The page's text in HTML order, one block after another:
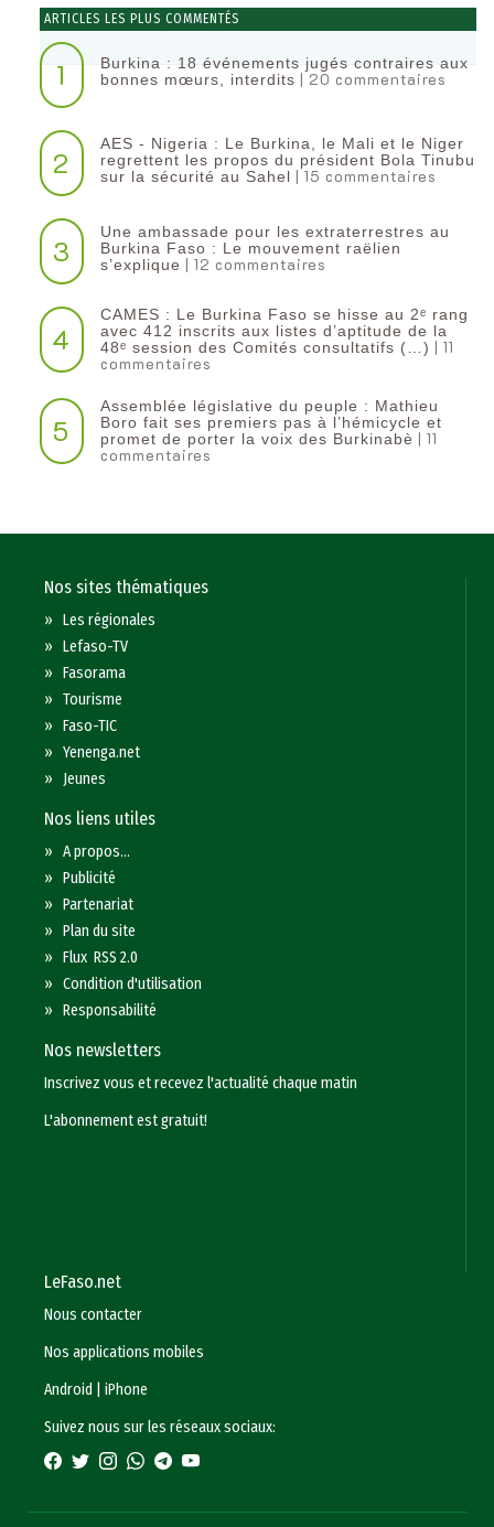
ARTICLES LES PLUS COMMENTÉS
1
Burkina : 18 événements jugés contraires aux
bonnes mœurs, interdits | 20 commentaires
2
AES - Nigeria : Le Burkina, le Mali et le Niger
regrettent les propos du président Bola Tinubu
sur la sécurité au Sahel | 15 commentaires
3
Une ambassade pour les extraterrestres au
Burkina Faso : Le mouvement raëlien
s’explique | 12 commentaires
4
CAMES : Le Burkina Faso se hisse au 2ᵉ rang
avec 412 inscrits aux listes d’aptitude de la
48ᵉ session des Comités consultatifs (…) | 11
commentaires
5
Assemblée législative du peuple : Mathieu
Boro fait ses premiers pas à l’hémicycle et
promet de porter la voix des Burkinabè | 11
commentaires
Nos sites thématiques
»Les régionales
»Lefaso-TV
»Fasorama
»Tourisme
»Faso-TIC
»Yenenga.net
» Jeunes
Nos liens utiles
»A propos...
»Publicité
»Partenariat
»Plan du site
»Flux RSS 2.0
»Condition d'utilisation
»Responsabilité
Nos newsletters
Inscrivez vous et recevez l'actualité chaque matin
L'abonnement est gratuit!
LeFaso.net
Nous contacter
Nos applications mobiles
Android
|iPhone
Suivez nous sur les réseaux sociaux: